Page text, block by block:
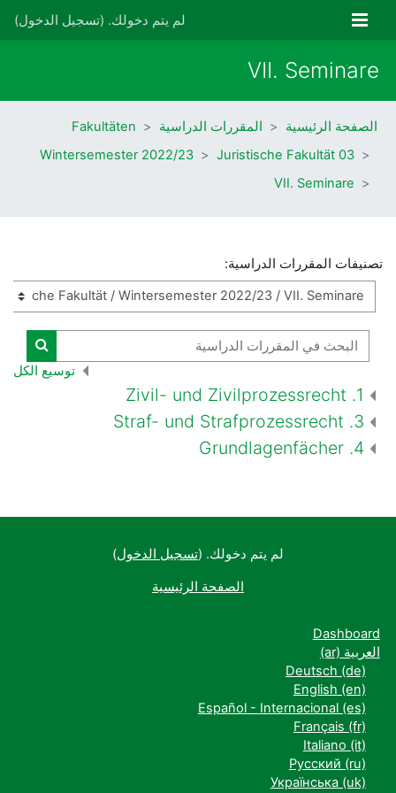
واجهة جانبية لم يتم دخولك. (تسجيل الدخول)
VII. Seminare
الصفحة الرئيسية المقررات الدراسية
Fakultäten
03 Juristische Fakultät
Wintersemester 2022/23
VII. Seminare
تصنيفات المقررات الدراسية:
البحث في المقررات الدراسية
البحث
توسيع الكل
1. Zivil- und Zivilprozessrecht
3. Straf- und Strafprozessrecht
4. Grundlagenfächer
لم يتم دخولك. (تسجيل الدخول)
الصفحة الرئيسية
Dashboard
العربية ‎(ar)‎
Deutsch ‎(de)‎
English ‎(en)‎
Español - Internacional ‎(es)‎
Français ‎(fr)‎
Italiano ‎(it)‎
Русский ‎(ru)‎
Українська ‎(uk)‎